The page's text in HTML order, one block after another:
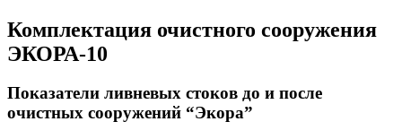
Комплектация очистного сооружения
ЭКОРА-10
Показатели ливневых стоков до и после
очистных сооружений “Экора”